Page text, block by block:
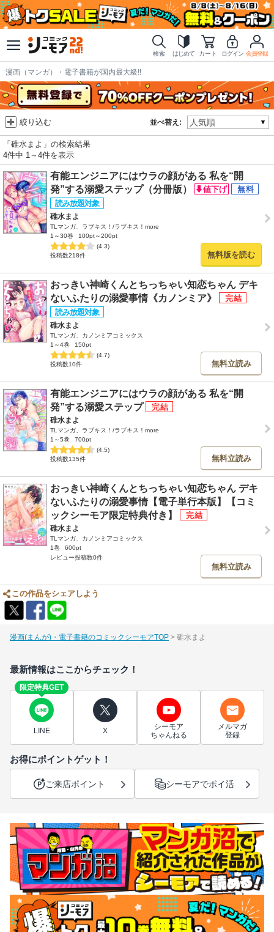
検索 はじめて カート ログイン 会員登録
漫画（マンガ）・電子書籍が国内最大級!!
並べ替え:
絞り込む
「碓水まよ」の検索結果
4件中 1～4件を表示
有能エンジニアにはウラの顔がある 私を“開
発”する溺愛ステップ（分冊版）
碓水まよ
TLマンガ、ラブキス！/ラブキス！more
1～30巻
100pt～200pt
(4.3)
投稿数218件
無料版を読む
おっきい神崎くんとちっちゃい知恋ちゃん デキ
ないふたりの溺愛事情《カノンミア》
碓水まよ
TLマンガ、カノンミアコミックス
1～4巻
150pt
(4.7)
投稿数10件
無料立読み
有能エンジニアにはウラの顔がある 私を“開
発”する溺愛ステップ
碓水まよ
TLマンガ、ラブキス！/ラブキス！more
1～5巻
700pt
(4.5)
投稿数135件
無料立読み
おっきい神崎くんとちっちゃい知恋ちゃん デキ
ないふたりの溺愛事情【電子単行本版】【コミ
ックシーモア限定特典付き】
碓水まよ
TLマンガ、カノンミアコミックス
1巻
600pt
レビュー投稿数0件
無料立読み
この作品をシェアしよう
漫画(まんが)・電子書籍のコミックシーモアTOP 碓水まよ
最新情報はここからチェック！
限定特典GET
LINE X
シーモア
ちゃんねる
メルマガ
登録
お得にポイントゲット！
ご来店ポイント シーモアでポイ活